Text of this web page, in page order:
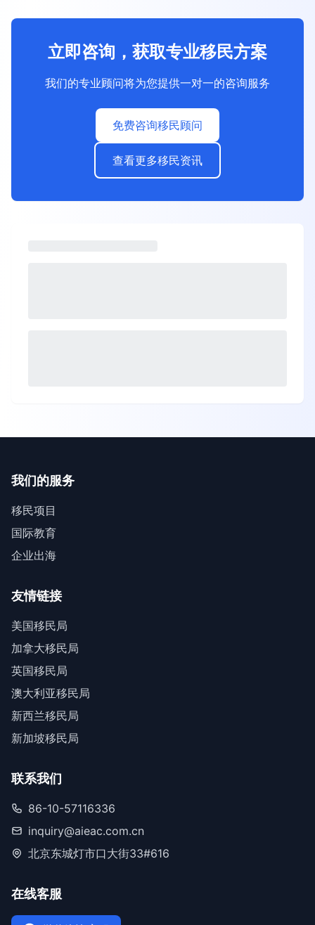
立即咨询，获取专业移民方案
我们的专业顾问将为您提供一对一的咨询服务
免费咨询移民顾问
查看更多移民资讯
我们的服务
移民项目
国际教育
企业出海
友情链接
美国移民局
加拿大移民局
英国移民局
澳大利亚移民局
新西兰移民局
新加坡移民局
联系我们
86-10-57116336
inquiry@aieac.com.cn
北京东城灯市口大街33#616
在线客服